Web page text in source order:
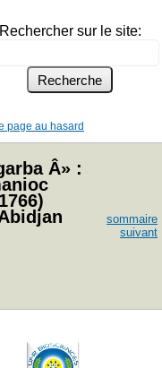
Rechercher sur le site:
page au hasard
Â» :
sommaire
suivant